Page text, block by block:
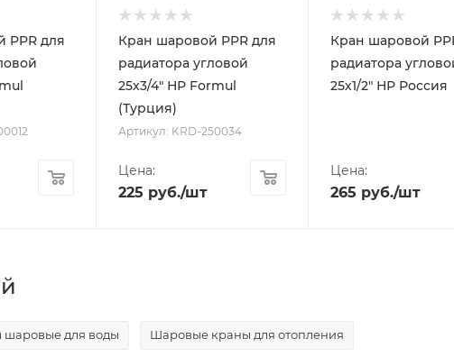
PPR для
Кран шаровой PPR для
радиатора угловой
25х3/4" НР Formul
(Турция)
Артикул: KRD-250034
Цена:
225 руб./шт
Кран шаровой
радиатора
25х1/2" НР Россия
Цена:
265 руб./шт
шаровые для воды Шаровые краны для отопления